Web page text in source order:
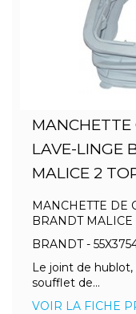
MANCHETTE
LAVE-LINGE
MALICE 2
MANCHETTE DE
BRANDT MALICE
BRANDT -
Le joint de
soufflet de...
VOIR LA FICHE